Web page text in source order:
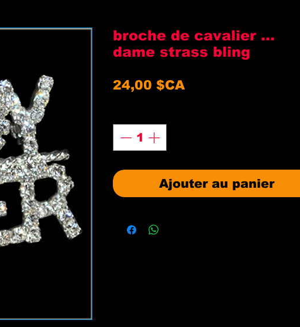
broche de cavalier ...
dame strass bling
24,00 $CAPrix
Ajouter au panier